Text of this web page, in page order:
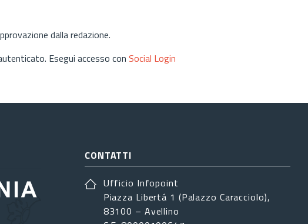
dalla redazione.
Esegui accesso con Social Login
CONTATTI
Ufficio Infopoint
Piazza Libertá 1 (Palazzo Caracciolo),
83100 – Avellino